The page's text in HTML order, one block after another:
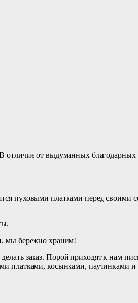
от выдуманных
пуховыми платками перед своими
мы бережно храним!
заказ. Порой приходят к нам
платками, косынками, паутинками и